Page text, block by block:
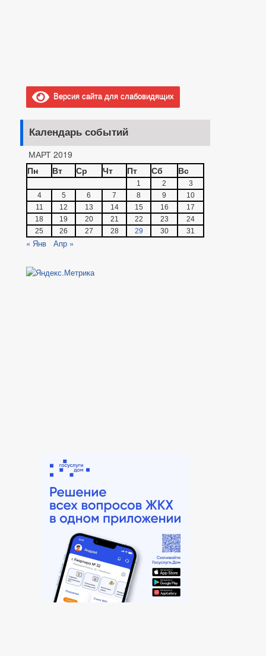
Версия сайта для слабовидящих
Календарь событий
МАРТ 2019
Пн
Вт Ср Чт Пт Сб Вс
1 2
3
4
5 6 7 8 9
10
11
12 13 14 15 16
17
18
19 20 21 22 23
24
25
26 27 28 29 30 31
« Янв Апр »